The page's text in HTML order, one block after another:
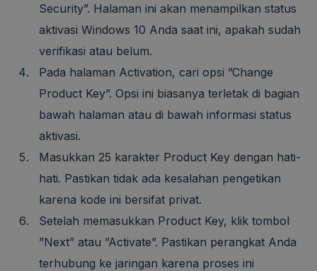
Security”. Halaman ini akan menampilkan status
aktivasi Windows 10 Anda saat ini, apakah sudah
verifikasi atau belum.
Pada halaman Activation, cari opsi ”Change
Product Key”. Opsi ini biasanya terletak di bagian
bawah halaman atau di bawah informasi status
aktivasi.
Masukkan 25 karakter Product Key dengan hati-
hati. Pastikan tidak ada kesalahan pengetikan
karena kode ini bersifat privat.
Setelah memasukkan Product Key, klik tombol
”Next” atau ”Activate”. Pastikan perangkat Anda
terhubung ke jaringan karena proses ini